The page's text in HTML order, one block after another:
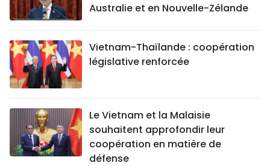
Australie et en Nouvelle-Zélande
Vietnam-Thaïlande : coopération
législative renforcée
Le Vietnam et la Malaisie
souhaitent approfondir leur
coopération en matière de
défense